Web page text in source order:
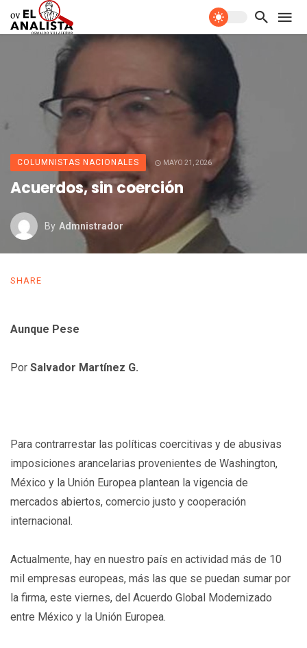
COLUMNISTAS NACIONALES MAYO 21, 2026
Acuerdos, sin coerción
By Admnistrador
SHARE
Aunque Pese
Por Salvador Martínez G.
Para contrarrestar las políticas coercitivas y de abusivas
imposiciones arancelarias provenientes de Washington,
México y la Unión Europea plantean la vigencia de
mercados abiertos, comercio justo y cooperación
internacional.
Actualmente, hay en nuestro país en actividad más de 10
mil empresas europeas, más las que se puedan sumar por
la firma, este viernes, del Acuerdo Global Modernizado
entre México y la Unión Europea.